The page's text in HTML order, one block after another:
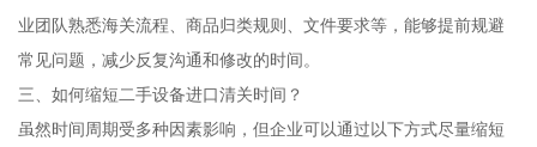
业团队熟悉海关流程、商品归类规则、文件要求等，能够提前规避
常见问题，减少反复沟通和修改的时间。
三、如何缩短二手设备进口清关时间？
虽然时间周期受多种因素影响，但企业可以通过以下方式尽量缩短